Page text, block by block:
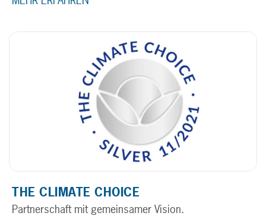
THE CLIMATE CHOICE
Partnerschaft mit gemeinsamer Vision.